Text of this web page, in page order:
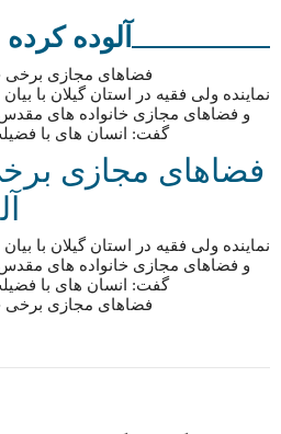
آلوده
فضاهای مجازی برخی
نماینده ولی فقیه در استان گیلان با بیان
و فضاهای مجازی خانواده های مقدس
گفت: انسان های با
فضاهای مجازی برخی
نماینده ولی فقیه در استان گیلان با بیان
و فضاهای مجازی خانواده های مقدس
گفت: انسان های با
فضاهای مجازی برخی